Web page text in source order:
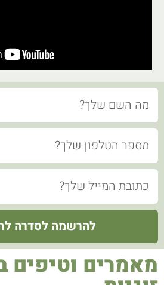
להרשמה לסדרה
מאמרים וטיפים